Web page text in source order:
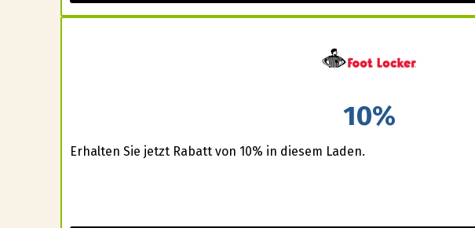
10%
Erhalten Sie jetzt Rabatt von 10% in diesem Laden.